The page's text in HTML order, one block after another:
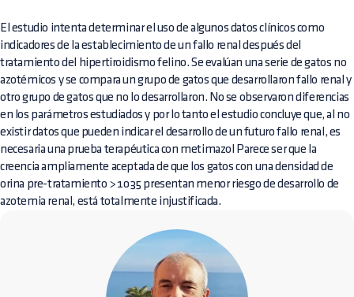
El estudio intenta determinar el uso de algunos datos clínicos como
indicadores de la establecimiento de un fallo renal después del
tratamiento del hipertiroidismo felino. Se evalúan una serie de gatos no
azotémicos y se compara un grupo de gatos que desarrollaron fallo renal y
otro grupo de gatos que no lo desarrollaron. No se observaron diferencias
en los parámetros estudiados y por lo tanto el estudio concluye que, al no
existir datos que pueden indicar el desarrollo de un futuro fallo renal, es
necesaria una prueba terapéutica con metimazol Parece ser que la
creencia ampliamente aceptada de que los gatos con una densidad de
orina pre-tratamiento > 1035 presentan menor riesgo de desarrollo de
azotemia renal, está totalmente injustificada.